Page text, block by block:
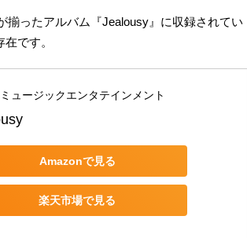
揃ったアルバム『Jealousy』に収録されてい
です。
ュージックエンタテインメント
Amazonで見る
楽天市場で見る